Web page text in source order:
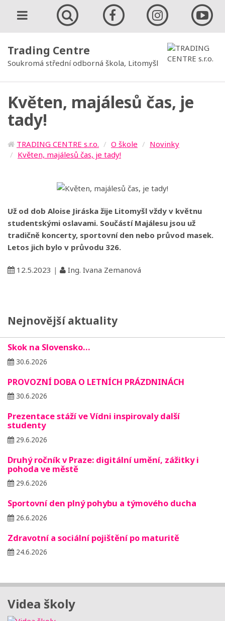
Trading Centre
Soukromá střední odborná škola, Litomyšl
Květen, majálesů čas, je
tady!
TRADING CENTRE s.r.o. O škole
Novinky
Květen, majálesů čas, je tady!
Už od dob Aloise Jiráska žije Litomyšl vždy v květnu
studentskými oslavami. Součástí Majálesu jsou už
tradičně koncerty, sportovní den nebo průvod masek.
Letos jich bylo v průvodu 326.
12.5.2023 | Ing. Ivana Zemanová
Nejnovější aktuality
Skok na Slovensko…
30.6.2026
PROVOZNÍ DOBA O LETNÍCH PRÁZDNINÁCH
30.6.2026
Prezentace stáží ve Vídni inspirovaly další
studenty
29.6.2026
Druhý ročník v Praze: digitální umění, zážitky i
pohoda ve městě
29.6.2026
Sportovní den plný pohybu a týmového ducha
26.6.2026
Zdravotní a sociální pojištění po maturitě
24.6.2026
Videa školy